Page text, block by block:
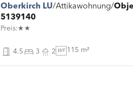
Oberkirch LU Attikawohnung
5139140
Preis:★★
4.5 3 2 WF 115 m²